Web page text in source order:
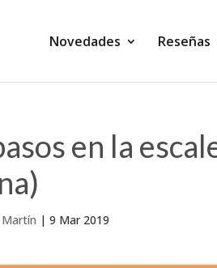
Novedades Reseñas
en la
|9 Mar 2019